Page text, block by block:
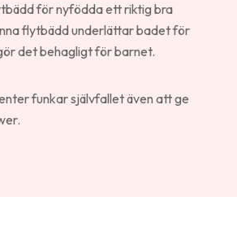
för nyfödda ett riktig bra
flytbädd underlättar badet för
det behagligt för barnet.
funkar självfallet även att ge